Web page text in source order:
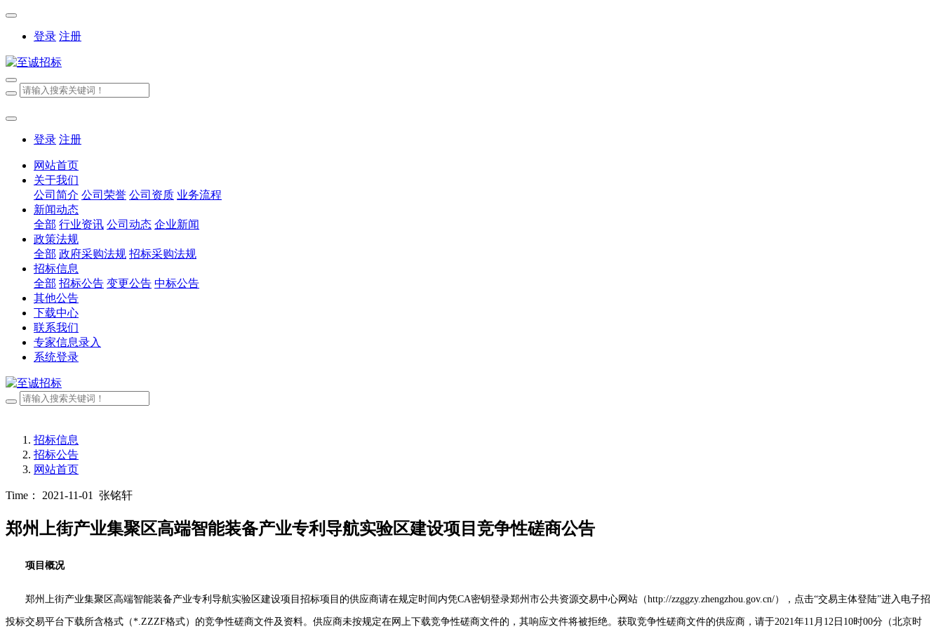
登录 注册
登录 注册
网站首页
关于我们
公司简介 公司荣誉 公司资质 业务流程
新闻动态
全部 行业资讯 公司动态 企业新闻
政策法规
全部 政府采购法规 招标采购法规
招标信息
全部 招标公告 变更公告 中标公告
其他公告
下载中心
联系我们
专家信息录入
系统登录
招标信息
招标公告
网站首页
Time： 2021-11-01 张铭轩
郑州上街产业集聚区高端智能装备产业专利导航实验区建设项目竞争性磋商公告
项目概况
郑州上街产业集聚区高端智能装备产业专利导航实验区建设项目 招标项目的供应商请在规定时间内凭CA密钥登录郑州市公共资源交易中心网站（http://zzggzy.zhengzhou.gov.cn/），点击“交易主体登陆”进入电子招
投标交易平台下载所含格式（*.ZZZF格式）的竞争性磋商文件及资料。供应商未按规定在网上下载竞争性磋商文件的，其响应文件将被拒绝。获取竞争性磋商文件的供应商，请于2021年11月12日10时00分（北京时